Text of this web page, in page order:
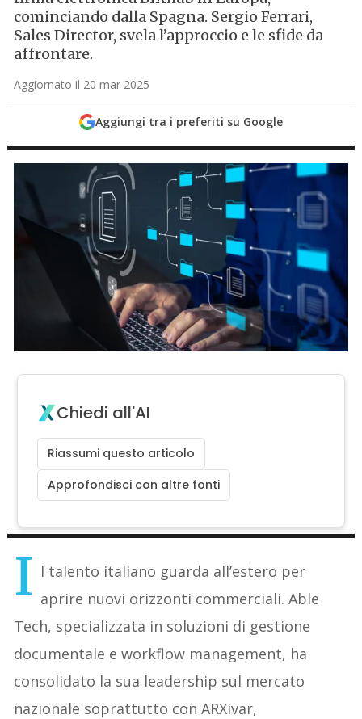
cominciando dalla Spagna. Sergio Ferrari,
Sales Director, svela l’approccio e le sfide da
affrontare.
Aggiornato il 20 mar 2025
Aggiungi tra i preferiti su Google
Chiedi all'AI
Riassumi questo articolo
Approfondisci con altre fonti
I l talento italiano guarda all’estero per
aprire nuovi orizzonti commerciali. Able
Tech, specializzata in soluzioni di gestione
documentale e workflow management, ha
consolidato la sua leadership sul mercato
nazionale soprattutto con ARXivar,